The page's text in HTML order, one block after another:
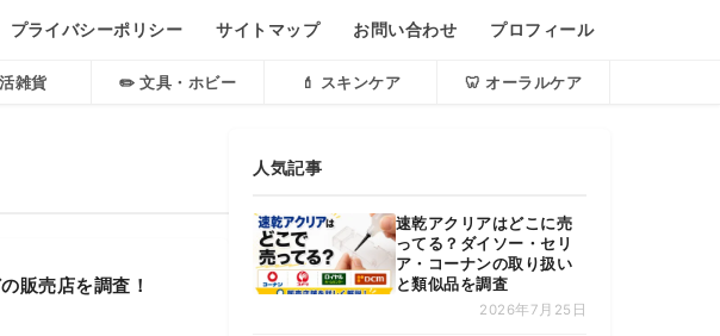
プライバシーポリシー サイトマップ お問い合わせ プロフィール
雑貨 ✏️ 文具・ホビー 💄 スキンケア 🦷 オーラルケア
販売店を調査！
人気記事
速乾アクリアはどこに売
ってる？ダイソー・セリ
ア・コーナンの取り扱い
と類似品を調査
2026年7月25日